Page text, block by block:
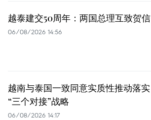
越泰建交50周年：两国总理互致贺信
06/08/2026 14:56
越南与泰国一致同意实质性推动落实
“三个对接”战略
06/08/2026 14:17